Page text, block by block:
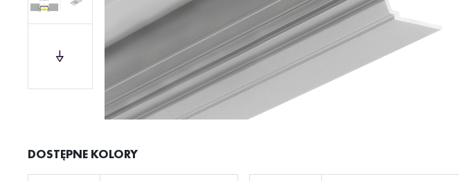
DOSTĘPNE KOLORY